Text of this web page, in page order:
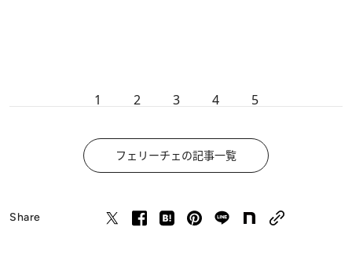
1 2 3 4 5
フェリーチェの記事一覧
Share